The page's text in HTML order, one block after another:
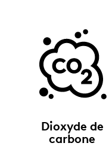
Dioxyde de
carbone